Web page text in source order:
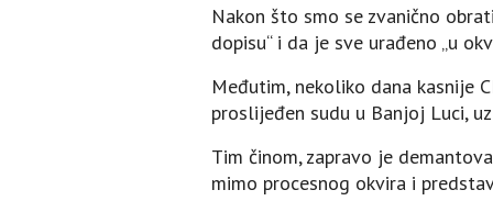
Nakon što smo se zvanično
dopisu“ i da je sve urađeno „u
Međutim, nekoliko dana kasnije
proslijeđen sudu u Banjoj Luci,
Tim činom, zapravo je
mimo procesnog okvira i